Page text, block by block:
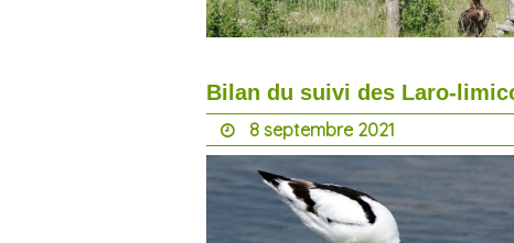
Bilan du suivi des Laro-
8 septembre 2021